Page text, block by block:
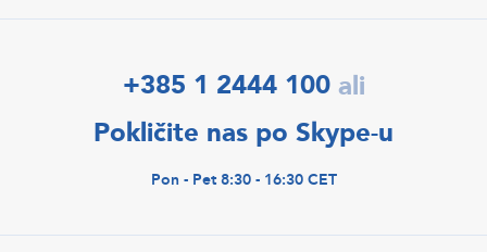
+385 1 2444 100 ali
Pokličite nas po Skype-u
Pon - Pet 8:30 - 16:30 CET